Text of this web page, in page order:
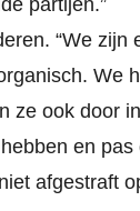
partijen.”
“We zijn
We
ze ook door
en
afgestraft